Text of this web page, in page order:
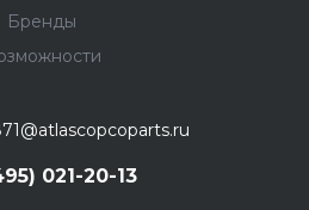
Бренды
021-20-13